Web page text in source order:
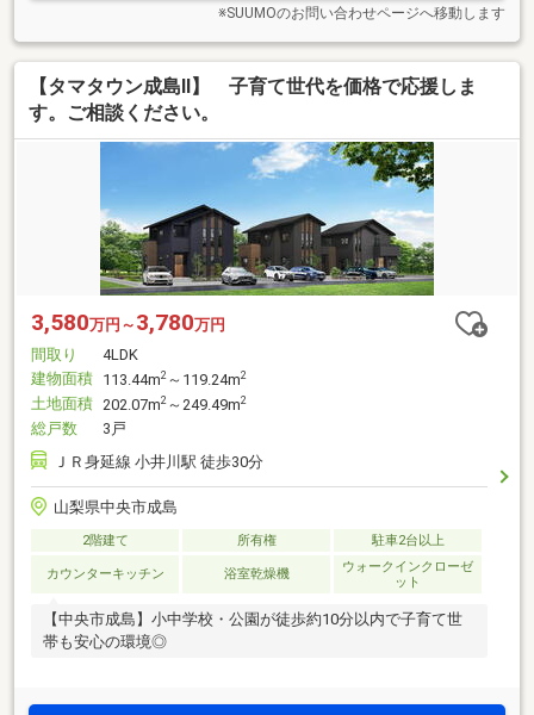
※SUUMOのお問い合わせページへ移動します
【タマタウン成島Ⅱ】 子育て世代を価格で応援しま
す。ご相談ください。
3,580万円～ 3,780万円
間取り
4LDK
建物面積 113.44m2 ～119.24m2
土地面積 202.07m2 ～249.49m2
総戸数
3戸
ＪＲ身延線 小井川駅 徒歩30分
山梨県中央市成島
2階建て 所有権 駐車2台以上
カウンターキッチン 浴室乾燥機
ウォークインクローゼ
ット
【中央市成島】小中学校・公園が徒歩約10分以内で子育て世
帯も安心の環境◎